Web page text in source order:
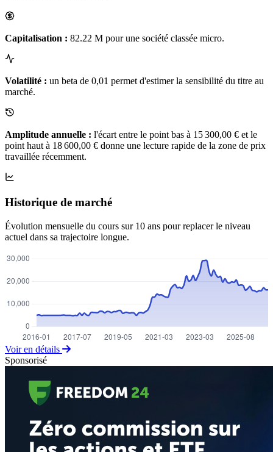
Capitalisation : 82.22 M pour une société classée micro.
Volatilité : un beta de 0,01 permet d'estimer la sensibilité du titre au
marché.
Amplitude annuelle : l'écart entre le point bas à 15 300,00 € et le
point haut à 18 600,00 € donne une lecture rapide de la zone de prix
travaillée récemment.
Historique de marché
Évolution mensuelle du cours sur 10 ans pour replacer le niveau
actuel dans sa trajectoire longue.
Voir en détails
Sponsorisé